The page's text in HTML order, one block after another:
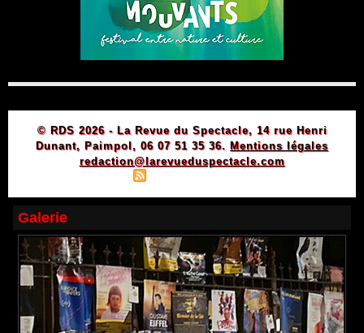
© RDS 2026 - La Revue du Spectacle, 14 rue Henri
Dunant, Paimpol, 06 07 51 35 36. Mentions légales
redaction@larevueduspectacle.com
Galerie